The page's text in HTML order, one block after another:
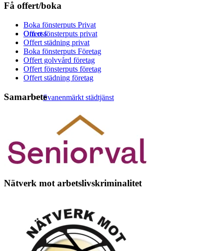
Om oss
Svanenmärkt städtjänst
Kvalitét & säkerhet
Hållbarhet & miljö
Få offert/boka
Boka fönsterputs Privat
Offert fönsterputs privat
Offert städning privat
Boka fönsterputs Företag
Offert golvvård företag
Offert fönsterputs företag
Offert städning företag
Samarbete
Nätverk mot arbetslivskriminalitet